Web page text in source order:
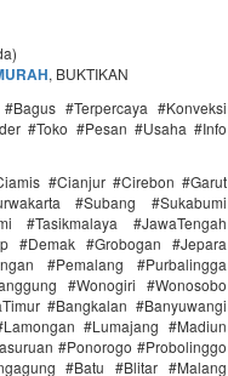
, BUKTIKAN
#Terpercaya #Konveksi
#Toko #Pesan #Usaha #Info
#Cianjur #Cirebon #Garut
#Subang #Sukabumi
#JawaTengah
#Demak #Grobogan #Jepara
#Pemalang #Purbalingga
#Wonogiri #Wonosobo
#Bangkalan #Banyuwangi
#Lumajang #Madiun
#Ponorogo #Probolinggo
#Batu #Blitar #Malang